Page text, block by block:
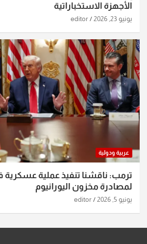
الأجهزة الاستخباراتية
يونيو 23, 2026 editor
عربية ودولية
ترمب: ناقشنا تنفيذ عملية عسكرية
لمصادرة مخزون اليورانيوم
يونيو 5, 2026 editor